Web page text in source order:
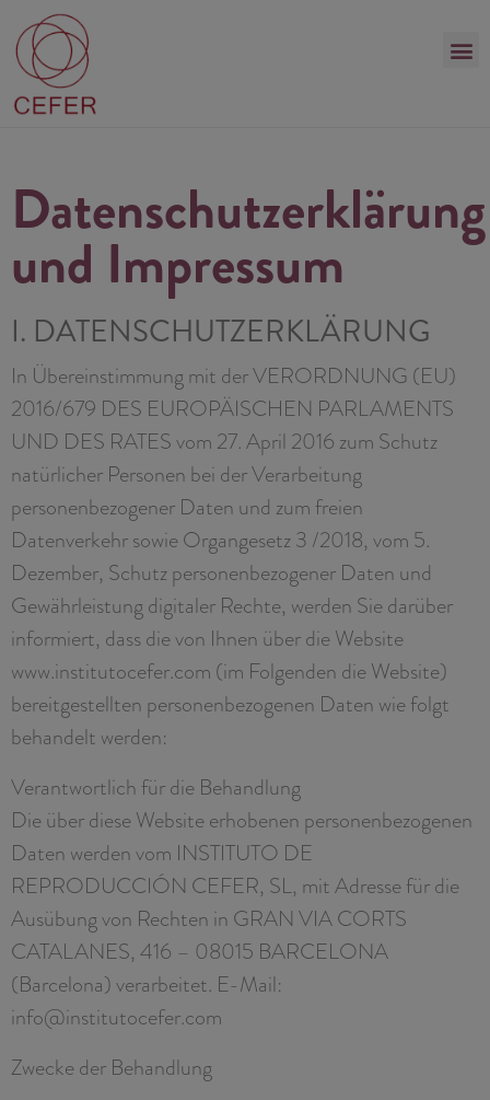
Datenschutzerklärung
und Impressum
I. DATENSCHUTZERKLÄRUNG
In Übereinstimmung mit der VERORDNUNG (EU)
2016/679 DES EUROPÄISCHEN PARLAMENTS
UND DES RATES vom 27. April 2016 zum Schutz
natürlicher Personen bei der Verarbeitung
personenbezogener Daten und zum freien
Datenverkehr sowie Organgesetz 3 /2018, vom 5.
Dezember, Schutz personenbezogener Daten und
Gewährleistung digitaler Rechte, werden Sie darüber
informiert, dass die von Ihnen über die Website
www.institutocefer.com (im Folgenden die Website)
bereitgestellten personenbezogenen Daten wie folgt
behandelt werden:
Verantwortlich für die Behandlung
Die über diese Website erhobenen personenbezogenen
Daten werden vom INSTITUTO DE
REPRODUCCIÓN CEFER, SL, mit Adresse für die
Ausübung von Rechten in GRAN VIA CORTS
CATALANES, 416 – 08015 BARCELONA
(Barcelona) verarbeitet. E-Mail:
info@institutocefer.com
Zwecke der Behandlung